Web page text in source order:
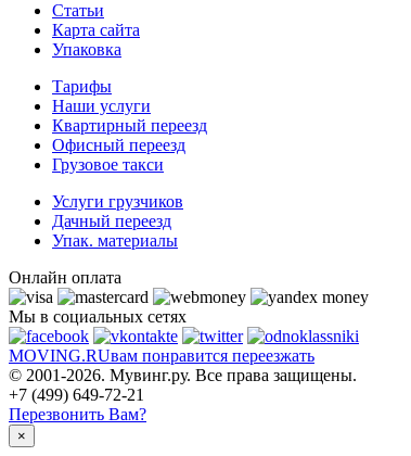
Статьи
Карта сайта
Упаковка
Тарифы
Наши услуги
Квартирный переезд
Офисный переезд
Грузовое такси
Услуги грузчиков
Дачный переезд
Упак. материалы
Онлайн оплата
Мы в социальных сетях
MOVING.RUвам понравится переезжать
© 2001-2026. Мувинг.ру. Все права защищены.
+7 (499) 649-72-21
Перезвонить Вам?
×